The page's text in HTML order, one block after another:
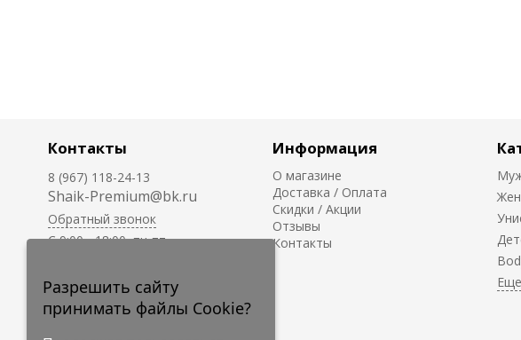
Контакты
8 (967) 118-24-13
Shaik-Premium@bk.ru
Обратный звонок
C 9:00 - 18:00, пн-пт
круглосуточно.
Информация
О магазине
Доставка / Оплата
Скидки / Акции
Отзывы
Контакты
Разрешить сайту
принимать файлы Cookie?